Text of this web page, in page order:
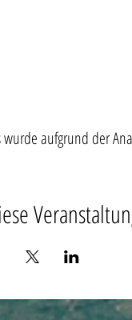
wurde aufgrund der